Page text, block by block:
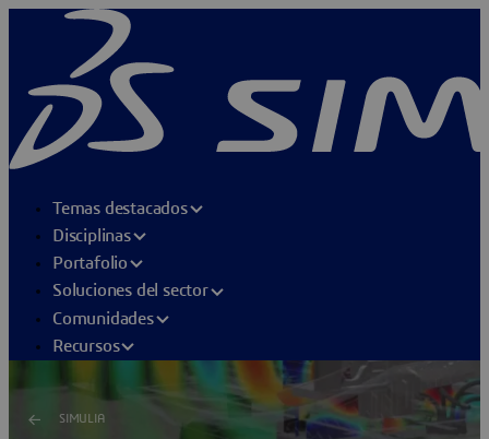
Temas destacados
Disciplinas
Portafolio
Soluciones del sector
Comunidades
Recursos
SIMULIA